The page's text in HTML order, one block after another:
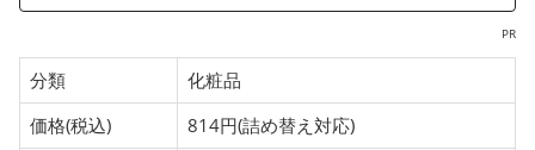
PR
分類
化粧品
価格(税込)
814円(詰め替え対応)